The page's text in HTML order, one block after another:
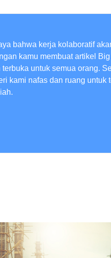
bahwa kerja kolaboratif
kamu membuat artikel
untuk semua orang.
kami nafas dan ruang untuk